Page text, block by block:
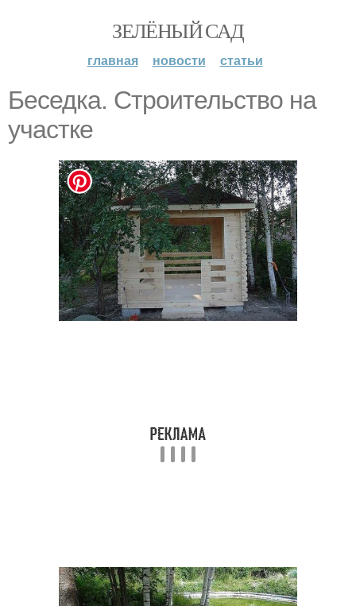
ЗЕЛЁНЫЙ САД
главная новости статьи
Беседка. Строительство на
участке